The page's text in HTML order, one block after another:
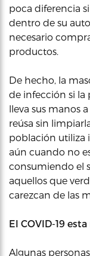
poca diferencia
dentro de su
necesario
productos.
De hecho, la
de infección si la
lleva sus manos
reúsa sin
población utiliza
aún cuando no
consumiendo el
aquellos que
carezcan de las
El COVID-19
Algunas